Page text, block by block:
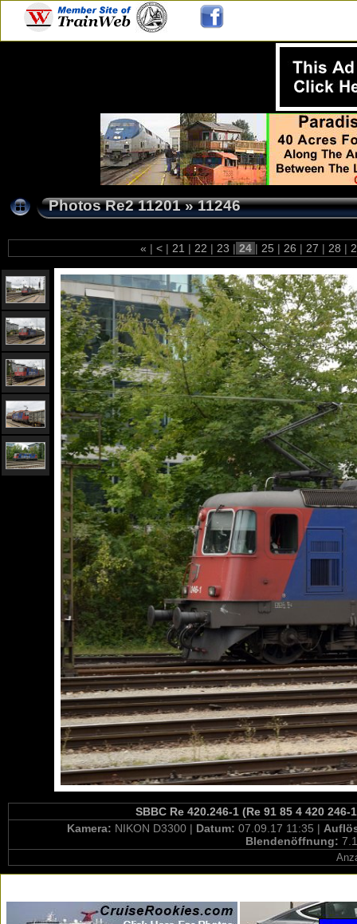
Photos Re2 11201»11246
« | < | 21 | 22 | 23 | 24 | 25 | 26 | 27 | 28 |
SBBC Re 420.246-1 (Re 91 85 4 420
Kamera: NIKON D3300 | Datum: 07.09.17 11:35 |
Blendenöffnung: